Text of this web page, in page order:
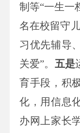
制等“一生一
名在校留守
习优先辅导
关爱”。 五是
育手段，积
化，用信息
办网上家长